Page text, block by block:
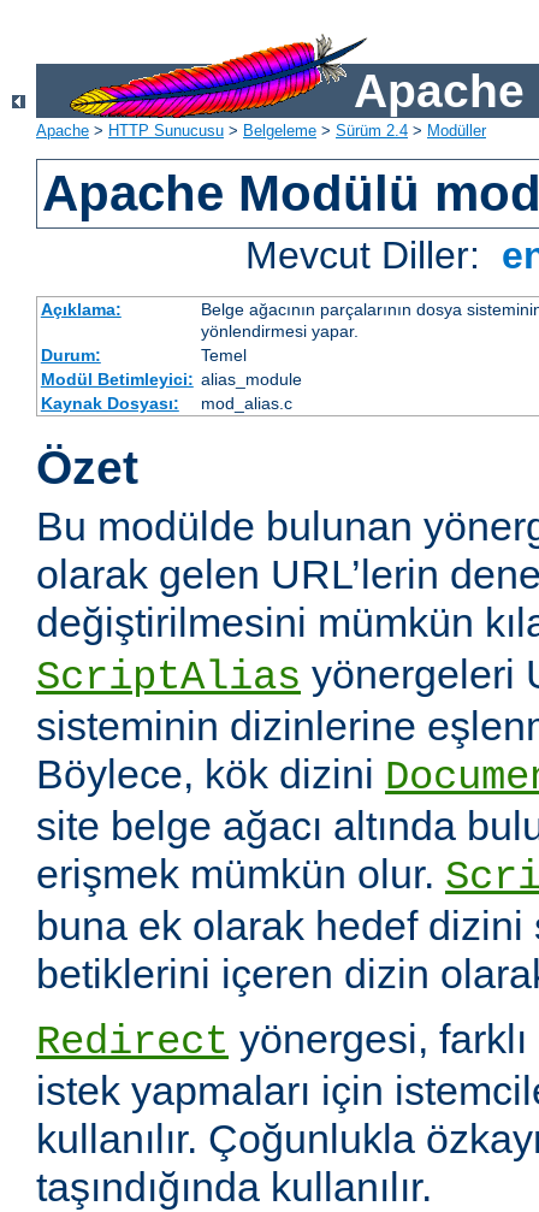
Apache
Apache > HTTP Sunucusu > Belgeleme > Sürüm 2.4 > Modüller
Apache Modülü
Mevcut Diller:
Açıklama:
Belge ağacının parçalarının dosya
yönlendirmesi yapar.
Durum:
Temel
Modül Betimleyici: alias_module
Kaynak Dosyası:
mod_alias.c
Özet
Bu modülde bulunan
olarak gelen URL’lerin
değiştirilmesini mümkün
ScriptAlias yönergeleri
sisteminin dizinlerine
Böylece, kök dizini
site belge ağacı altında
erişmek mümkün olur.
buna ek olarak hedef dizini
betiklerini içeren dizin
Redirect yönergesi,
istek yapmaları için
kullanılır. Çoğunlukla
taşındığında kullanılır.